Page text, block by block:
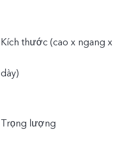
Kích thước (cao x ngang x
dày)
Trọng lượng